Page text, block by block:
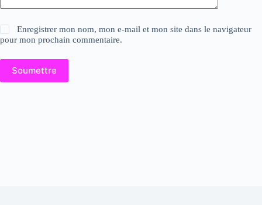
Enregistrer mon nom, mon e-mail et mon site dans le navigateur
pour mon prochain commentaire.
Soumettre